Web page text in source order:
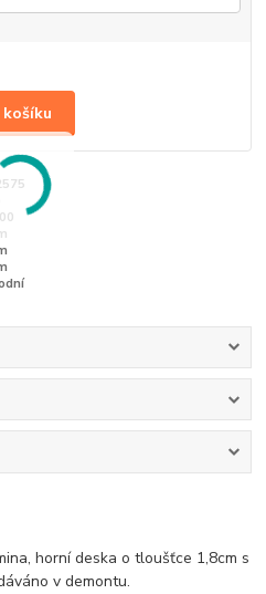
horní deska o tloušťce 1,8cm s
v demontu.